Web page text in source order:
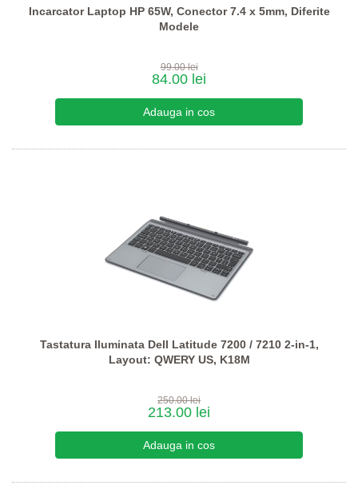
Incarcator Laptop HP 65W, Conector 7.4 x 5mm, Diferite
Modele
99.00 lei
84.00 lei
Tastatura Iluminata Dell Latitude 7200 / 7210 2-in-1,
Layout: QWERY US, K18M
250.00 lei
213.00 lei